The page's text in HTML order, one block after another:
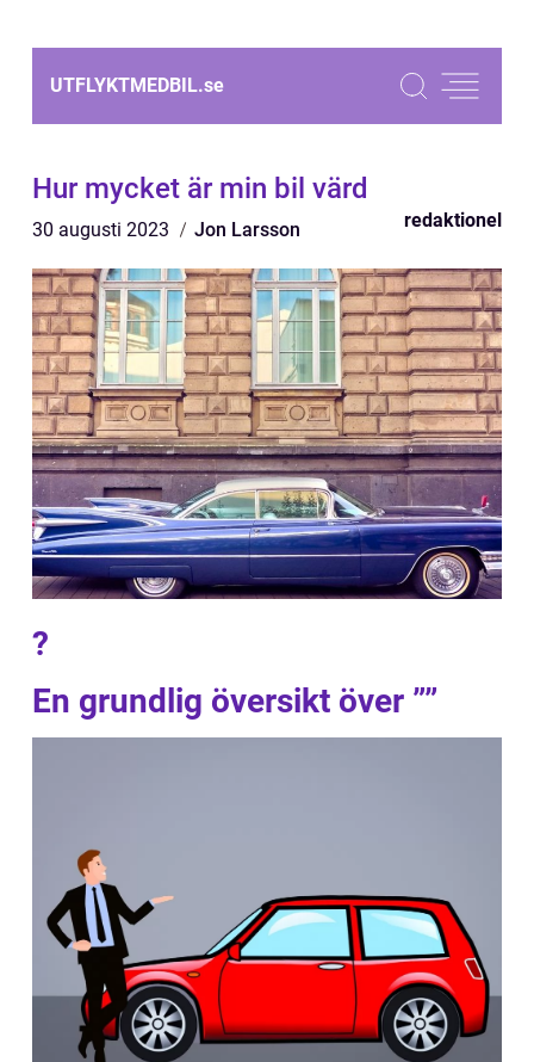
UTFLYKTMEDBIL.se
Hur mycket är min bil värd
30 augusti 2023 Jon Larsson redaktionel
?
En grundlig översikt över ””